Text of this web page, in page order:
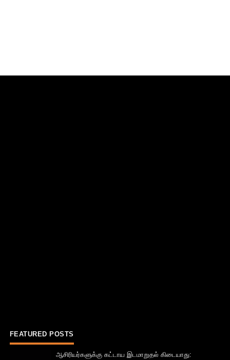
FEATURED POSTS
ஆசிரியர்களுக்கு கட்டாய இடமாறுதல் கிடையாது: